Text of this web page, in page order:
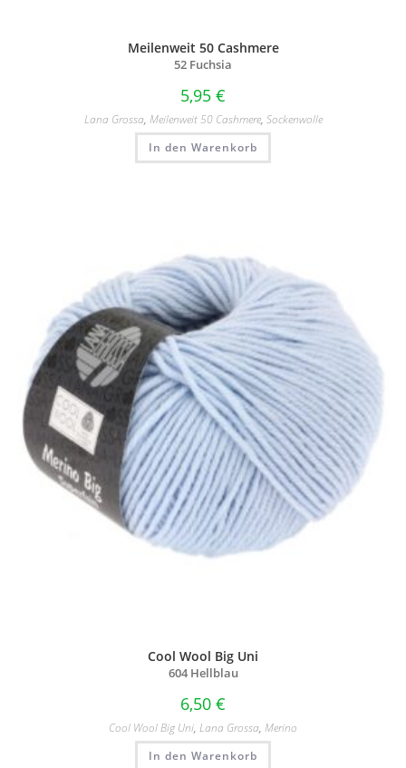
Meilenweit 50 Cashmere
52 Fuchsia
5,95 €
Lana Grossa, Meilenweit 50 Cashmere, Sockenwolle
In den Warenkorb
Cool Wool Big Uni
604 Hellblau
6,50 €
Cool Wool Big Uni, Lana Grossa, Merino
In den Warenkorb